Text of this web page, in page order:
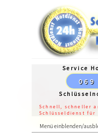
Service
069
Schnell, schneller
Schlüsseldienst für
Menü einblenden/